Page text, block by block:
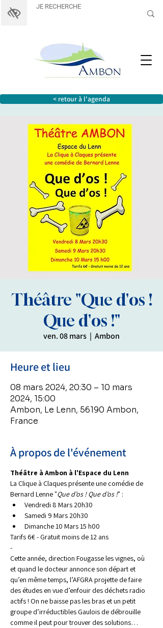
< retour à l'agenda
Théâtre "Que d'os !
Que d'os !"
ven. 08 mars
  |
Ambon
Heure et lieu
08 mars 2024, 20:30 – 10 mars
2024, 15:00
Ambon, Le Lenn, 56190 Ambon,
France
À propos de l'événement
Théâtre à Ambon à l'Espace du Lenn
La Clique à Claques présente une comédie de
Bernard Lenne "Que d’os ! Que d’os !" :
Vendredi 8 Mars 20h30
Samedi 9 Mars 20h30
Dimanche 10 Mars 15 h00
Tarifs 6€ - Gratuit moins de 12 ans
-
Cette année, direction Fougasse les vignes, où
et quand le docteur annonce son départ et
qu’en même temps, l’AFGRA projette de faire
des études en vue d’enfouir des déchets radio
actifs ! On ne baisse pas les bras et un petit
groupe d’irréductibles Gaulois de débrouille
comme il peut pour trouver des solutions…